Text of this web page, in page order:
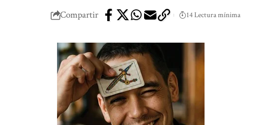
Compartir 14 Lectura mínima